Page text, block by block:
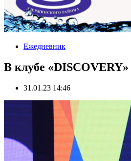
Ежедневник
В клубе
31.01.23 14:46